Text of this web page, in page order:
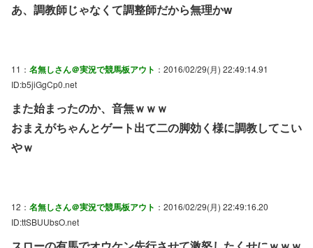
あ、調教師じゃなくて調整師だから無理かw
11： 名無しさん＠実況で競馬板アウト ：2016/02/29(月) 22:49:14.91
ID:b5jiGgCp0.net
また始まったのか、音無ｗｗｗ
おまえがちゃんとゲート出て二の脚効く様に調教してこい
やｗ
12： 名無しさん＠実況で競馬板アウト ：2016/02/29(月) 22:49:16.20
ID:ttSBUUbsO.net